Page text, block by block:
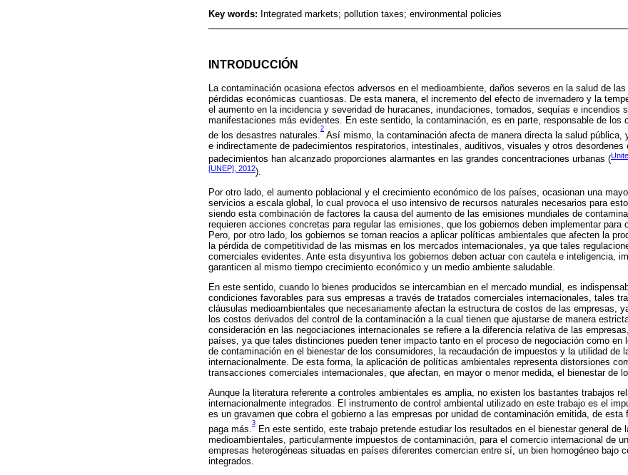
Key words: Integrated markets; pollution taxes; environmental policies
INTRODUCCIÓN
La contaminación ocasiona efectos adversos en el medioambiente, daños severos en la salud de
pérdidas económicas cuantiosas. De esta manera, el incremento del efecto de invernadero y la
el aumento en la incidencia y severidad de huracanes, inundaciones, tornados, sequías e incendios
manifestaciones más evidentes. En este sentido, la contaminación, es en parte, responsable de los
de los desastres naturales.
2
Así mismo, la contaminación afecta de manera directa la salud pública,
e indirectamente de padecimientos respiratorios, intestinales, auditivos, visuales y otros desordenes
padecimientos han alcanzado proporciones alarmantes en las grandes concentraciones urbanas (
[UNEP], 2012).
Por otro lado, el aumento poblacional y el crecimiento económico de los países, ocasionan una
servicios a escala global, lo cual provoca el uso intensivo de recursos naturales necesarios para
siendo esta combinación de factores la causa del aumento de las emisiones mundiales de
requieren acciones concretas para regular las emisiones, que los gobiernos deben implementar para
Pero, por otro lado, los gobiernos se tornan reacios a aplicar políticas ambientales que afecten la
la pérdida de competitividad de las mismas en los mercados internacionales, ya que tales
comerciales evidentes. Ante esta disyuntiva los gobiernos deben actuar con cautela e inteligencia,
garanticen al mismo tiempo crecimiento económico y un medio ambiente saludable.
En este sentido, cuando lo bienes producidos se intercambian en el mercado mundial, es
condiciones favorables para sus empresas a través de tratados comerciales internacionales, tales
cláusulas medioambientales que necesariamente afectan la estructura de costos de las empresas,
los costos derivados del control de la contaminación a la cual tienen que ajustarse de manera
consideración en las negociaciones internacionales se refiere a la diferencia relativa de las
países, ya que tales distinciones pueden tener impacto tanto en el proceso de negociación como en
de contaminación en el bienestar de los consumidores, la recaudación de impuestos y la utilidad de
internacionalmente. De esta forma, la aplicación de políticas ambientales representa distorsiones
transacciones comerciales internacionales, que afectan, en mayor o menor medida, el bienestar de
Aunque la literatura referente a controles ambientales es amplia, no existen los bastantes trabajos
internacionalmente integrados. El instrumento de control ambiental utilizado en este trabajo es el
es un gravamen que cobra el gobierno a las empresas por unidad de contaminación emitida, de esta
paga más.
3
En este sentido, este trabajo pretende estudiar los resultados en el bienestar general de
medioambientales, particularmente impuestos de contaminación, para el comercio internacional de
empresas heterogéneas situadas en países diferentes comercian entre sí, un bien homogéneo bajo
integrados.